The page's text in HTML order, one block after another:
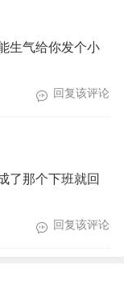
在我这住多久
建立跟男朋友共
男朋友打游戏
白，爱情给人的
方才叫家。
是客人，在婆
生气给你发个小
回复该评论
了那个下班就回
回复该评论